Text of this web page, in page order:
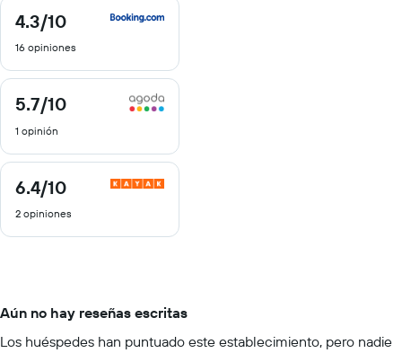
4.3/10
4.3
10
16 opiniones
5.7/10
5.7
10
1 opinión
6.4/10
6.4
10
2 opiniones
Aún no hay reseñas escritas
Los huéspedes han puntuado este establecimiento, pero nadie